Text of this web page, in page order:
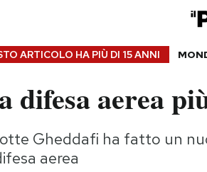
ARTICOLO HA PIÙ DI 15 ANNI
difesa aerea
Gheddafi ha fatto un
aerea